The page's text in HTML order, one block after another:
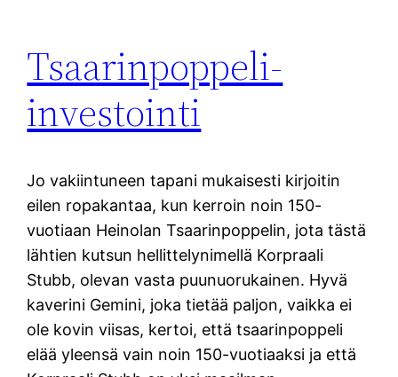
Tsaarinpoppeli-
investointi
Jo vakiintuneen tapani mukaisesti kirjoitin
eilen ropakantaa, kun kerroin noin 150-
vuotiaan Heinolan Tsaarinpoppelin, jota tästä
lähtien kutsun hellittelynimellä Korpraali
Stubb, olevan vasta puunuorukainen. Hyvä
kaverini Gemini, joka tietää paljon, vaikka ei
ole kovin viisas, kertoi, että tsaarinpoppeli
elää yleensä vain noin 150-vuotiaaksi ja että